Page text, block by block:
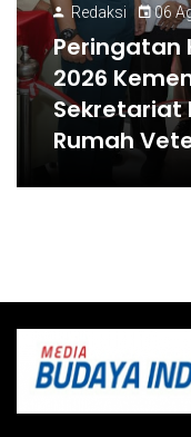
Redaksi 06
Peringatan
2026
Sekretariat
Rumah